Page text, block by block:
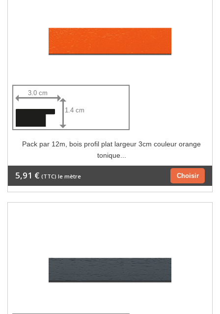
3.0 cm
1.4 cm
Pack par 12m, bois profil plat largeur 3cm couleur orange
tonique...
Choisir
5,91 € (TTC) le mètre